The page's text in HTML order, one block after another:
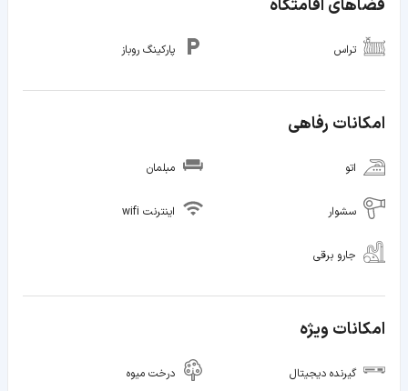
فضاهای اقامتگاه
تراس پارکینگ روباز
امکانات رفاهی
اتو مبلمان
سشوار اینترنت wifi
جارو برقی
امکانات ویژه
گیرنده دیجیتال درخت میوه